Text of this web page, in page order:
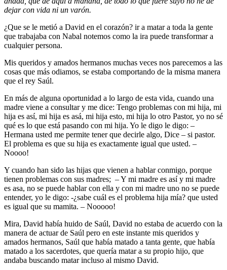
dejar con vida ni un varón.
¿Que se le metió a David en el corazón? ir a matar a toda la gente
que trabajaba con Nabal notemos como la ira puede transformar a
cualquier persona.
Mis queridos y amados hermanos muchas veces nos parecemos a las
cosas que más odiamos, se estaba comportando de la misma manera
que el rey Saúl.
En más de alguna oportunidad a lo largo de esta vida, cuando una
madre viene a consultar y me dice: Tengo problemas con mi hija, mi
hija es así, mi hija es asá, mi hija esto, mi hija lo otro Pastor, yo no sé
qué es lo que está pasando con mi hija. Yo le digo le digo: –
Hermana usted me permite tener que decirle algo, Dice – si pastor.
El problema es que su hija es exactamente igual que usted. –
Noooo!
Y cuando han sido las hijas que vienen a hablar conmigo, porque
tienen problemas con sus madres; – Y mi madre es así y mi madre
es asa, no se puede hablar con ella y con mi madre uno no se puede
entender, yo le digo: -¿sabe cuál es el problema hija mía? que usted
es igual que su mamita. – Nooooo!
Mira, David había huido de Saúl, David no estaba de acuerdo con la
manera de actuar de Saúl pero en este instante mis queridos y
amados hermanos, Saúl que había matado a tanta gente, que había
matado a los sacerdotes, que quería matar a su propio hijo, que
andaba buscando matar incluso al mismo David.